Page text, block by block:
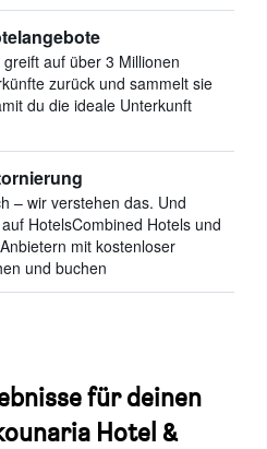
auf über 3 Millionen
zurück und sammelt sie
du die ideale Unterkunft
– wir verstehen das. Und
HotelsCombined Hotels und
mit kostenloser
und buchen
für deinen
Hotel &